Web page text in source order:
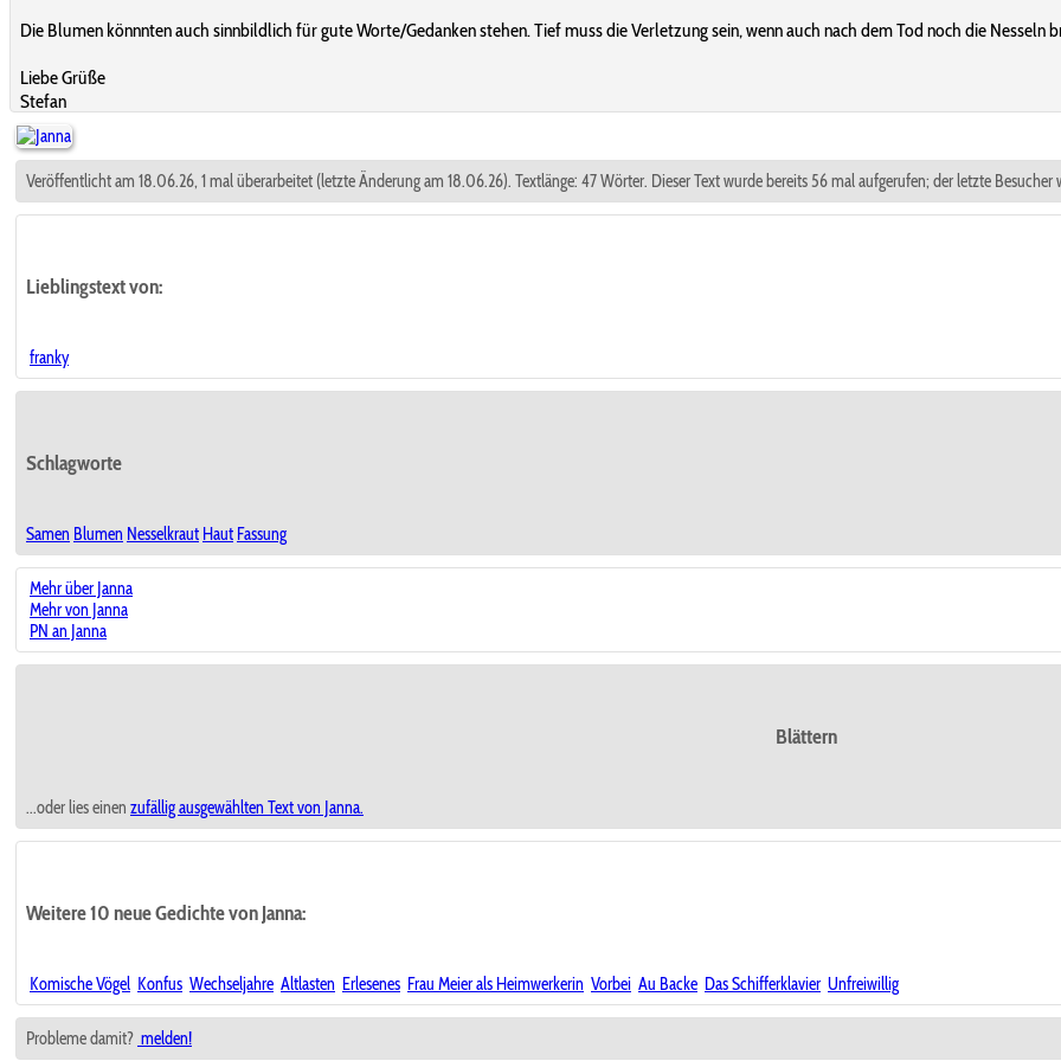
Die Blumen könnnten auch sinnbildlich für gute Worte/Gedanken stehen. Tief muss die Verletzung sein, wenn auch nach dem Tod noch die Nesseln
Liebe Grüße
Stefan
Veröffentlicht am 18.06.26, 1 mal überarbeitet (letzte Änderung am 18.06.26). Textlänge: 47 Wörter. Dieser Text wurde bereits 56 mal aufgerufen; der letzte Besucher
Lieblingstextvon:
franky
Schlagworte
Samen Blumen Nesselkraut Haut Fassung
Mehr über Janna
Mehr von Janna
PN an Janna
Blättern
...oder lies einen zufällig ausgewählten Text von Janna.
Weitere 10 neue Gedichte von Janna:
Komische Vögel Konfus Wechseljahre Altlasten Erlesenes Frau Meier als Heimwerkerin Vorbei Au Backe Das Schifferklavier Unfreiwillig
Probleme damit? melden!